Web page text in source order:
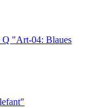
Q "Art-04: Blaues